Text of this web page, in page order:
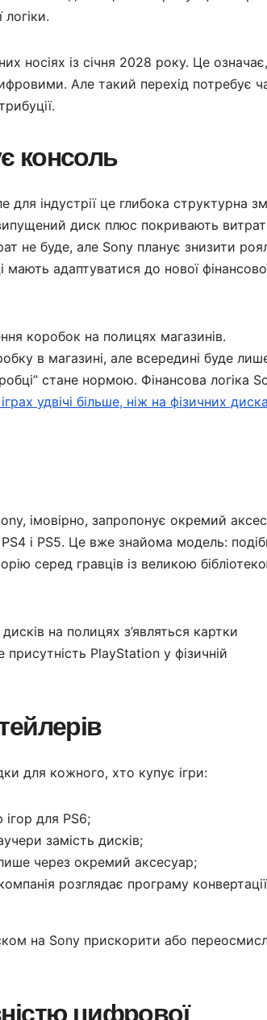
носіях із січня 2028 року. Це
Але такий перехід потребує
консоль
індустрії це глибока структурна
диск плюс покривають
не буде, але Sony планує знизити
адаптуватися до нової
коробок на полицях магазинів.
в магазині, але всередині буде
стане нормою. Фінансова логіка
удвічі більше, ніж на фізичних
імовірно, запропонує окремий
і PS5. Це вже знайома модель:
серед гравців із великою
на полицях з’являться картки
PlayStation у фізичній
для кожного, хто купує ігри:
для PS6;
замість дисків;
через окремий аксесуар;
розглядає програму конвертації
на Sony прискорити або
цифрової